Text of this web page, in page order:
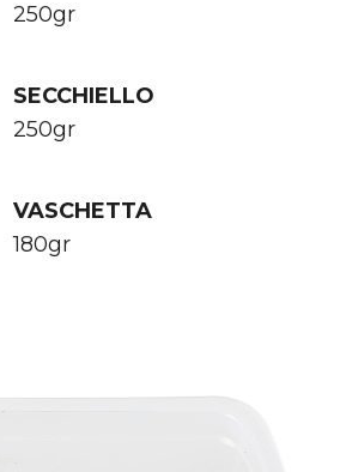
250gr
SECCHIELLO
250gr
VASCHETTA
180gr